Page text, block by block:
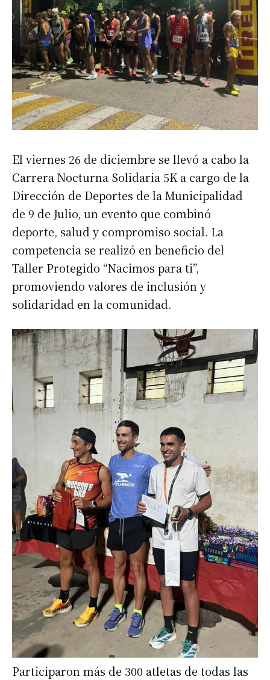
El viernes 26 de diciembre se llevó a cabo la
Carrera Nocturna Solidaria 5K a cargo de la
Dirección de Deportes de la Municipalidad
de 9 de Julio, un evento que combinó
deporte, salud y compromiso social. La
competencia se realizó en beneficio del
Taller Protegido “Nacimos para ti”,
promoviendo valores de inclusión y
solidaridad en la comunidad.
Participaron más de 300 atletas de todas las